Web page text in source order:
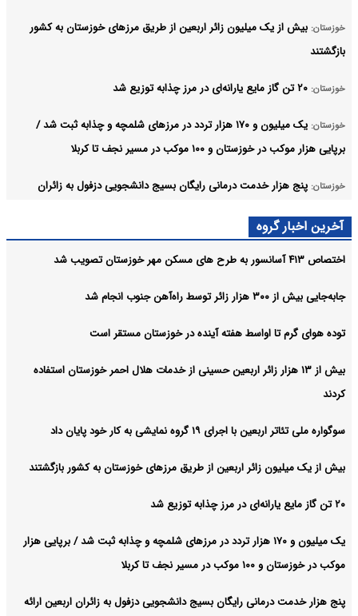
خوزستان: بیش از یک میلیون زائر اربعین از طریق مرزهای خوزستان به کشور
بازگشتند
خوزستان: ۲۰ تن گاز مایع یارانه‌ای در مرز چذابه توزیع شد
خوزستان:
یک میلیون و ۱۷۰ هزار تردد در مرزهای شلمچه و چذابه ثبت شد /
برپایی هزار موکب در خوزستان و ۱۰۰ موکب در مسیر نجف تا کربلا
خوزستان: پنج هزار خدمت درمانی رایگان بسیج دانشجویی دزفول به زائران
احداث پل مسیر خسرج دسترسی به اهواز را ۶۰ کیلومتر کوتاه می‌کند
آرشیو
آخرین اخبار گروه
اختصاص ۴۱۳ آسانسور به طرح های مسکن مهر خوزستان تصویب شد
جابه‌جایی بیش از ۳۰۰ هزار زائر توسط راه‌آهن جنوب انجام شد
توده هوای گرم تا اواسط هفته آینده در خوزستان مستقر است
بیش از ۱۳ هزار زائر اربعین حسینی از خدمات هلال احمر خوزستان استفاده
کردند
سوگواره ملی تئاتر اربعین با اجرای ۱۹ گروه نمایشی به کار خود پایان داد
بیش از یک میلیون زائر اربعین از طریق مرزهای خوزستان به کشور بازگشتند
۲۰ تن گاز مایع یارانه‌ای در مرز چذابه توزیع شد
یک میلیون و ۱۷۰ هزار تردد در مرزهای شلمچه و چذابه ثبت شد / برپایی هزار
موکب در خوزستان و ۱۰۰ موکب در مسیر نجف تا کربلا
پنج هزار خدمت درمانی رایگان بسیج دانشجویی دزفول به زائران اربعین ارائه